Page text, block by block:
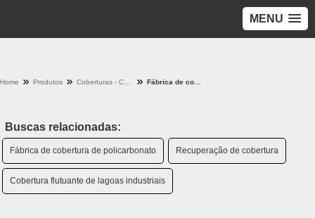
MENU
Home Produtos
Buscas relacionadas:
Fábrica de cobertura de policarbonato Recuperação de cobertura
Cobertura flutuante de lagoas industriais